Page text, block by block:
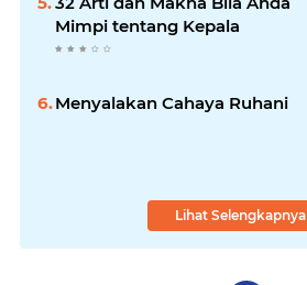
Mimpi tentang Kepala
Menyalakan Cahaya Ruhani
Lihat Selengkapnya